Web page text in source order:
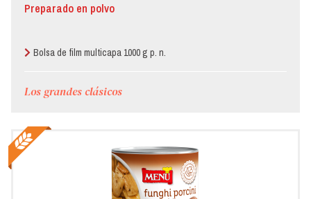
Preparado en polvo
Bolsa de film multicapa 1000 g p. n.
Los grandes clásicos